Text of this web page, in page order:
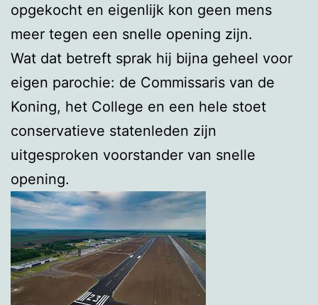
opgekocht en eigenlijk kon geen mens
meer tegen een snelle opening zijn.
Wat dat betreft sprak hij bijna geheel voor
eigen parochie: de Commissaris van de
Koning, het College en een hele stoet
conservatieve statenleden zijn
uitgesproken voorstander van snelle
opening.